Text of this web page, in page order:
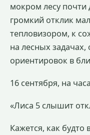
мокром лесу почти
громкий отклик
тепловизором, к
на лесных задачах,
ориентировок в
16 сентября, на
«Лиса 5 слышит
Кажется, как будто